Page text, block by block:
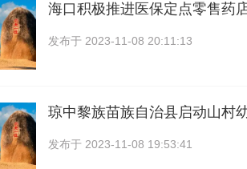
海口积极推进医保定点零售药
发布于 2023-11-08 20:11:13
琼中黎族苗族自治县启动山村
发布于 2023-11-08 19:53:41